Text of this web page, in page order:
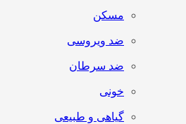
مسکن
ضد ویروسی
ضد سرطان
خونی
گیاهی و طبیعی